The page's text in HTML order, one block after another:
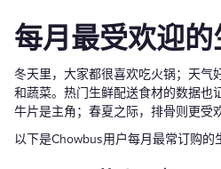
每月最受欢迎
冬天里，大家都很喜欢吃火锅；天气
和蔬菜。热门生鲜配送食材的数据也
牛片是主角；春夏之际，排骨则更受
以下是Chowbus用户每月最常订购的